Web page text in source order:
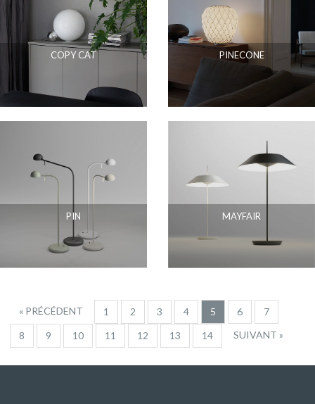
COPY CAT PINECONE
PIN MAYFAIR
« PRÉCÉDENT 1 2 3 4 5 6
7
8
9 10 11 12 13 14 SUIVANT »